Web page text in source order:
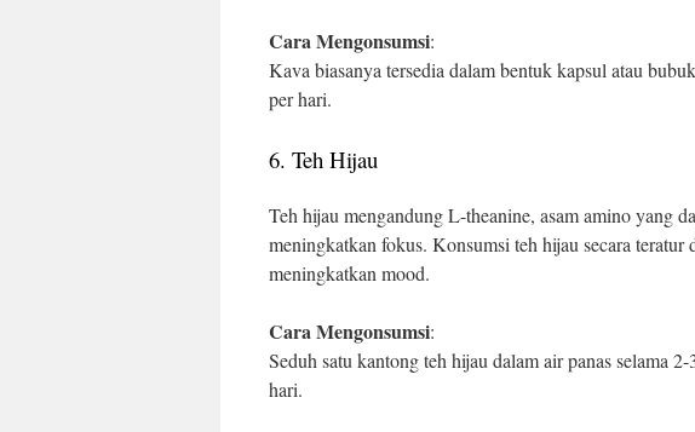
Cara Mengonsumsi:
Kava biasanya tersedia dalam bentuk kapsul atau
per hari.
6. Teh Hijau
Teh hijau mengandung L-theanine, asam amino yang
meningkatkan fokus. Konsumsi teh hijau secara teratur
meningkatkan mood.
Cara Mengonsumsi:
Seduh satu kantong teh hijau dalam air panas selama
hari.